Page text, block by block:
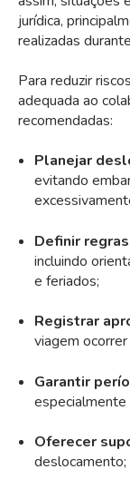
jurídica,
realizadas
Para reduzir
adequada ao
recomendadas:
Planejar
evitando
Definir
incluindo
e feriados;
Registrar
viagem
Garantir
especialmente
Oferecer
deslocamento;